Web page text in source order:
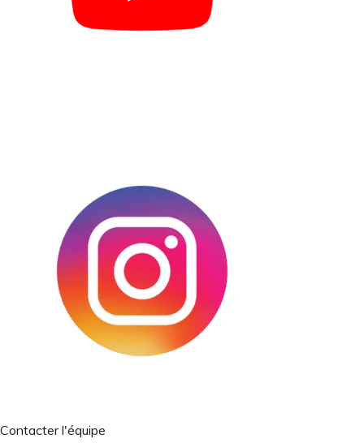
Contacter l'équipe